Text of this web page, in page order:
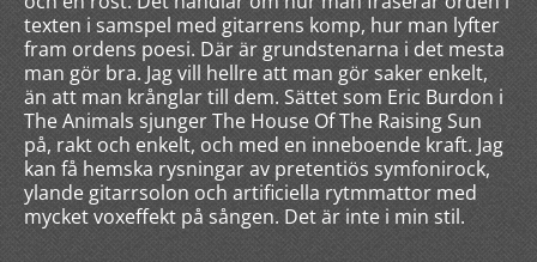
texten i samspel med gitarrens komp, hur man lyfter
fram ordens poesi. Där är grundstenarna i det mesta
man gör bra. Jag vill hellre att man gör saker enkelt,
än att man krånglar till dem. Sättet som Eric Burdon i
The Animals sjunger The House Of The Raising Sun
på, rakt och enkelt, och med en inneboende kraft. Jag
kan få hemska rysningar av pretentiös symfonirock,
ylande gitarrsolon och artificiella rytmmattor med
mycket voxeffekt på sången. Det är inte i min stil.